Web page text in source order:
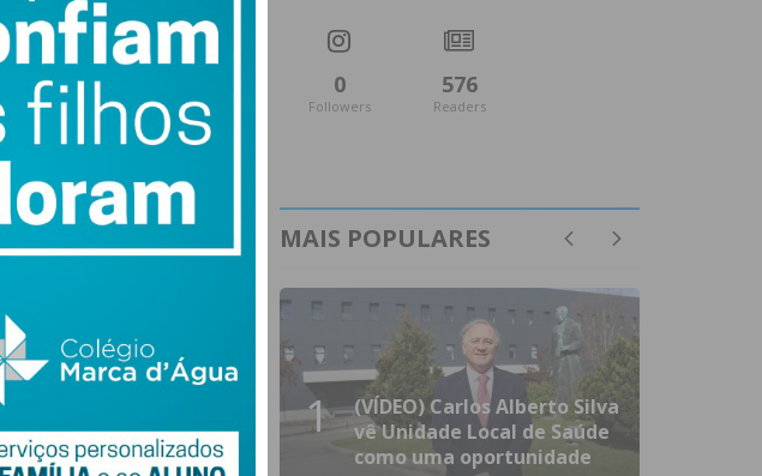
Centenas de fiéis na
celebração de São
0
Followers
576
Readers
MAIS POPULARES
1
(VÍDEO) Carlos Alberto Silva
vê Unidade Local de Saúde
como uma oportunidade